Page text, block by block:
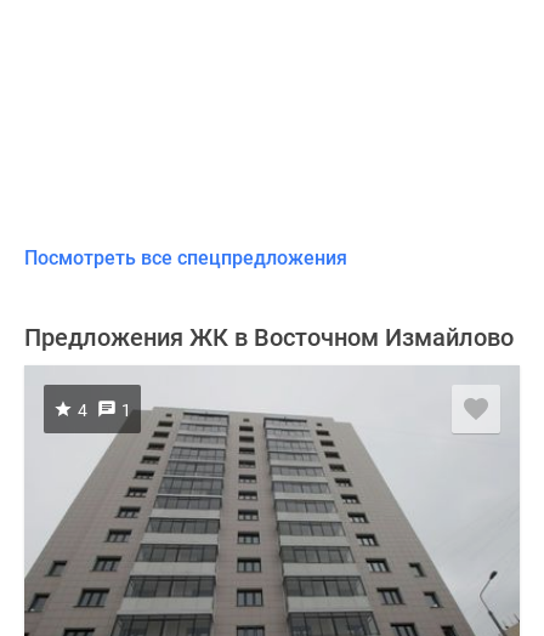
Посмотреть все спецпредложения
Предложения ЖК в Восточном Измайлово
4 1